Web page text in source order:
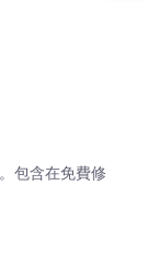
包含在免費修